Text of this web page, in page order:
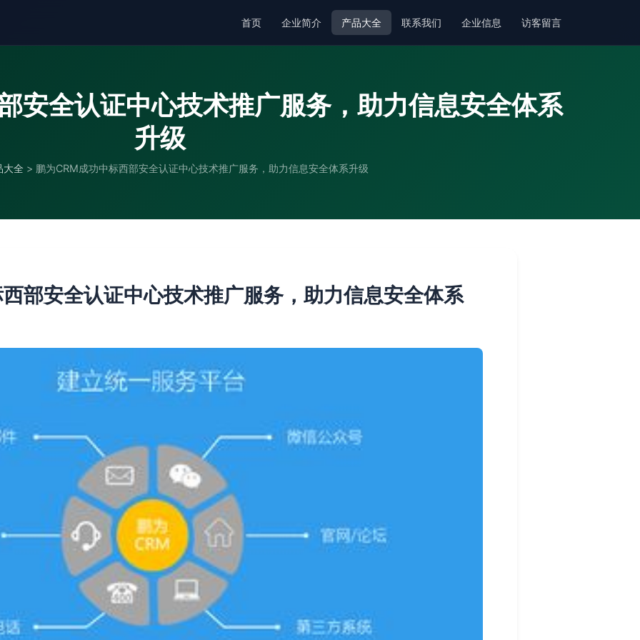
首页 企业简介 产品大全 联系我们 企业信息 访客留言
安全认证中心技术推广服务，助力信息安全体系
升级
大全 > 鹏为CRM成功中标西部安全认证中心技术推广服务，助力信息安全体系升级
部安全认证中心技术推广服务，助力信息安全体系